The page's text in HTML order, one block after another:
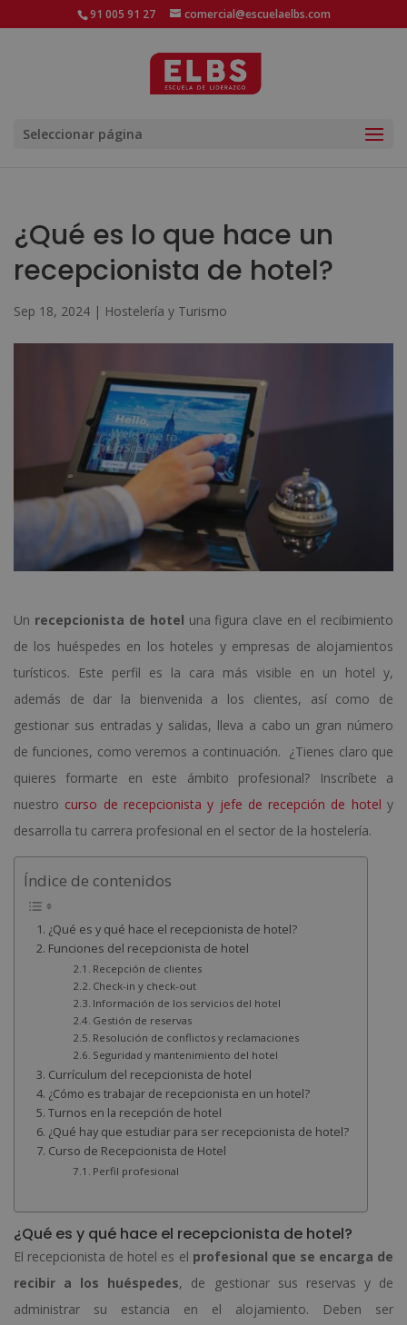
91 005 91 27 comercial@escuelaelbs.com
Seleccionar página
¿Qué es lo que hace un
recepcionista de hotel?
Sep 18, 2024 | Hostelería y Turismo
Un recepcionista de hotel una figura clave en el recibimiento
de los huéspedes en los hoteles y empresas de alojamientos
turísticos. Este perfil es la cara más visible en un hotel y,
además de dar la bienvenida a los clientes, así como de
gestionar sus entradas y salidas, lleva a cabo un gran número
de funciones, como veremos a continuación. ¿Tienes claro que
quieres formarte en este ámbito profesional? Inscríbete a
nuestro curso de recepcionista y jefe de recepción de hotely
desarrolla tu carrera profesional en el sector de la hostelería.
Índice de contenidos
¿Qué es y qué hace el recepcionista de hotel?
Funciones del recepcionista de hotel
Recepción de clientes
Check-in y check-out
Información de los servicios del hotel
Gestión de reservas
Resolución de conflictos y reclamaciones
Seguridad y mantenimiento del hotel
Currículum del recepcionista de hotel
¿Cómo es trabajar de recepcionista en un hotel?
Turnos en la recepción de hotel
¿Qué hay que estudiar para ser recepcionista de hotel?
Curso de Recepcionista de Hotel
Perfil profesional
¿Qué es y qué hace el recepcionista de hotel?
El recepcionista de hotel es el profesional que se encarga de
recibir a los huéspedes, de gestionar sus reservas y de
administrar su estancia en el alojamiento. Deben ser